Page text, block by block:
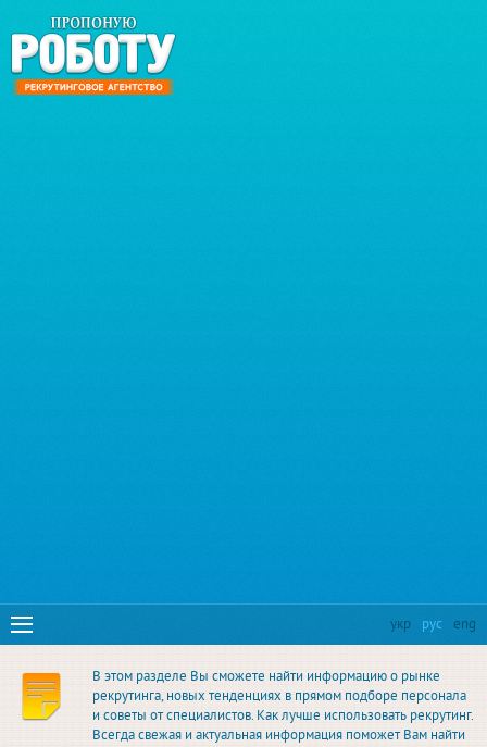
укр рус eng
В этом разделе Вы сможете найти информацию о рынке
рекрутинга, новых тенденциях в прямом подборе персонала
и советы от специалистов. Как лучше использовать рекрутинг.
Всегда свежая и актуальная информация поможет Вам найти